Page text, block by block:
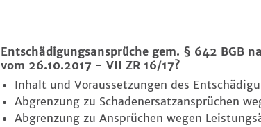
Entschädigungsansprüche gem. § 642 BGB
vom 26.10.2017 - VII ZR 16/17?
Inhalt und Voraussetzungen des
Abgrenzung zu Schadenersatzansprüchen
Abgrenzung zu Ansprüchen wegen